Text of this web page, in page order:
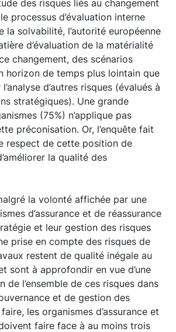
des risques liés au changement
processus d’évaluation interne
la solvabilité, l’autorité européenne
d’évaluation de la matérialité
changement, des scénarios
horizon de temps plus lointain que
d’autres risques (évalués à
stratégiques). Une grande
(75%) n’applique pas
préconisation. Or, l’enquête fait
respect de cette position de
la qualité des
la volonté affichée par une
d’assurance et de réassurance
et leur gestion des risques
prise en compte des risques de
restent de qualité inégale au
sont à approfondir en vue d’une
de l’ensemble de ces risques dans
et de gestion des
les organismes d’assurance et
faire face à au moins trois